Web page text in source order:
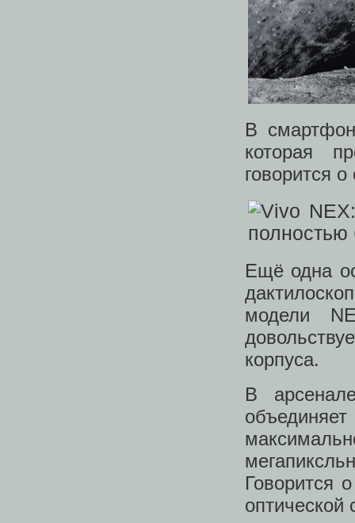
В
которая
говорится
Ещё одна
модели
корпуса.
В
Говорится
оптической